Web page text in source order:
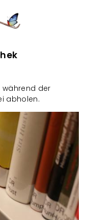
während der
abholen.